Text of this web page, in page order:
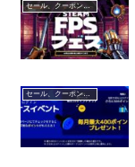
セール、クーポン、ポイント
セール、クーポン、ポイント